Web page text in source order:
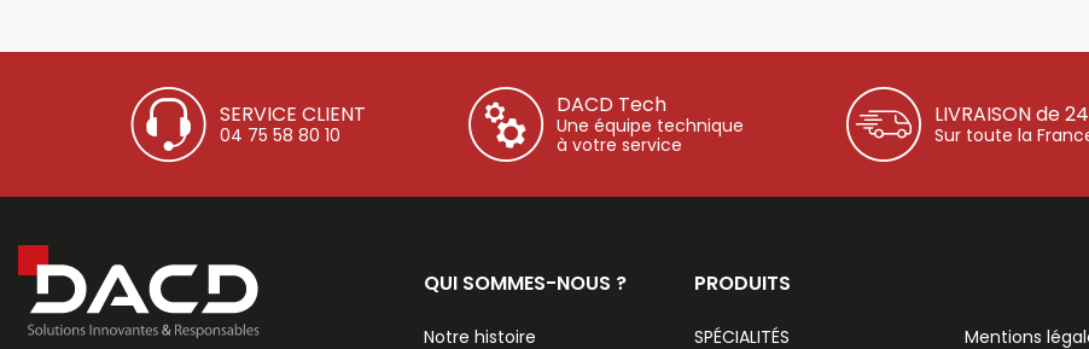
SERVICE CLIENT
04 75 58 80 10
DACD Tech
Une équipe technique
à votre service
LIVRAISON de
Sur toute la
QUI SOMMES-NOUS ?
Notre histoire
PRODUITS
SPÉCIALITÉS Mentions